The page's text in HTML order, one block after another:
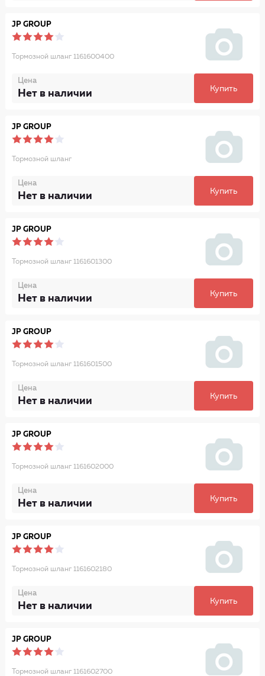
JP GROUP
Тормозной шланг 1161600400
Цена
Нет в наличии Купить
JP GROUP
Тормозной шланг
Цена
Нет в наличии Купить
JP GROUP
Тормозной шланг 1161601300
Цена
Нет в наличии Купить
JP GROUP
Тормозной шланг 1161601500
Цена
Нет в наличии Купить
JP GROUP
Тормозной шланг 1161602000
Цена
Нет в наличии Купить
JP GROUP
Тормозной шланг 1161602180
Цена
Нет в наличии Купить
JP GROUP
Тормозной шланг 1161602700